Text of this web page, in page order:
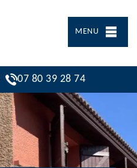
MENU
07 80 39 28 74